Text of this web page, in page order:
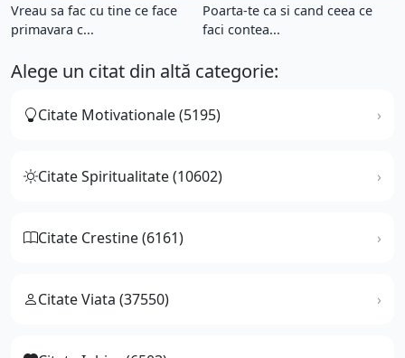
Vreau sa fac cu tine ce face
primavara c...
Poarta-te ca si cand ceea ce
faci contea...
Alege un citat din altă categorie:
Citate Motivationale (5195)
Citate Spiritualitate (10602)
Citate Crestine (6161)
Citate Viata (37550)